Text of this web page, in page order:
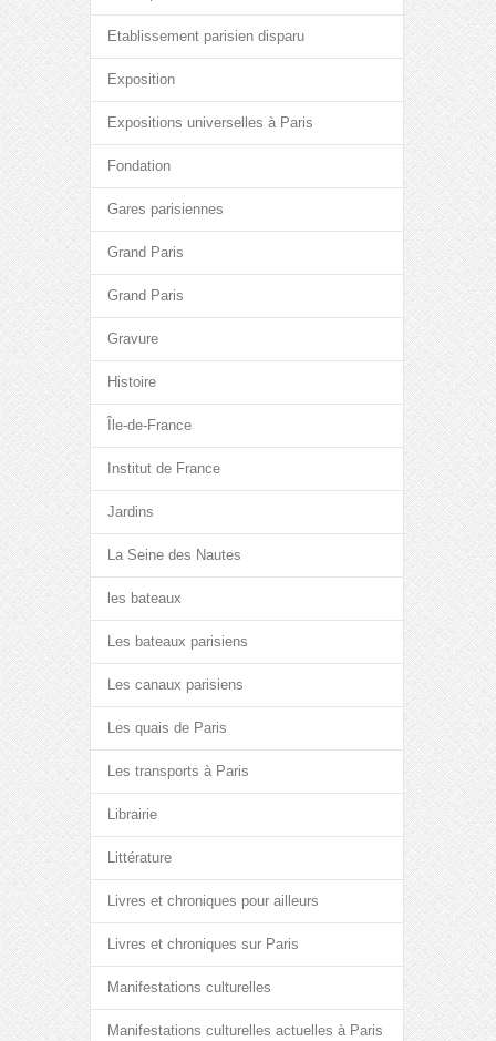
Etablissement parisien disparu
Exposition
Expositions universelles à Paris
Fondation
Gares parisiennes
Grand Paris
Grand Paris
Gravure
Histoire
Île-de-France
Institut de France
Jardins
La Seine des Nautes
les bateaux
Les bateaux parisiens
Les canaux parisiens
Les quais de Paris
Les transports à Paris
Librairie
Littérature
Livres et chroniques pour ailleurs
Livres et chroniques sur Paris
Manifestations culturelles
Manifestations culturelles actuelles à Paris